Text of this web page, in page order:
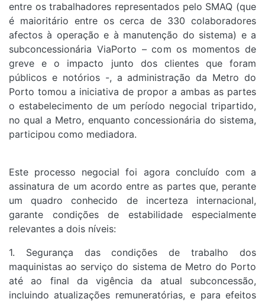
entre os trabalhadores representados pelo SMAQ (que
é maioritário entre os cerca de 330 colaboradores
afectos à operação e à manutenção do sistema) e a
subconcessionária ViaPorto – com os momentos de
greve e o impacto junto dos clientes que foram
públicos e notórios -, a administração da Metro do
Porto tomou a iniciativa de propor a ambas as partes
o estabelecimento de um período negocial tripartido,
no qual a Metro, enquanto concessionária do sistema,
participou como mediadora.
Este processo negocial foi agora concluído com a
assinatura de um acordo entre as partes que, perante
um quadro conhecido de incerteza internacional,
garante condições de estabilidade especialmente
relevantes a dois níveis:
1. Segurança das condições de trabalho dos
maquinistas ao serviço do sistema de Metro do Porto
até ao final da vigência da atual subconcessão,
incluindo atualizações remuneratórias, e para efeitos